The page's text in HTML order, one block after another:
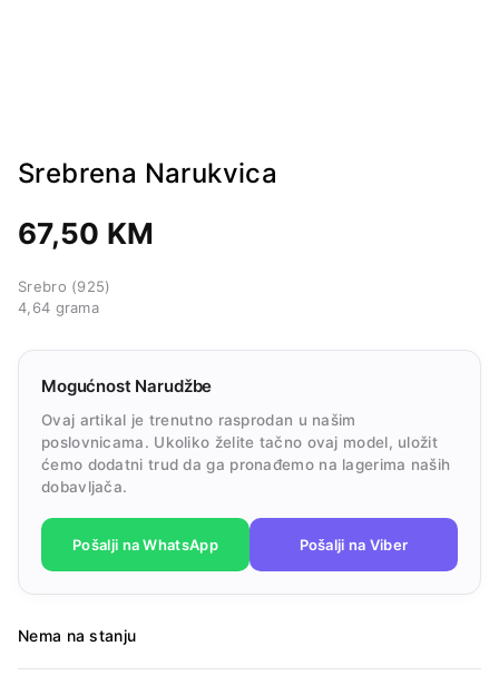
Srebrena Narukvica
67,50 KM
Srebro (925)
4,64 grama
Mogućnost Narudžbe
Ovaj artikal je trenutno rasprodan u našim
poslovnicama. Ukoliko želite tačno ovaj model, uložit
ćemo dodatni trud da ga pronađemo na lagerima naših
dobavljača.
Pošalji na WhatsApp Pošalji na Viber
Nema na stanju